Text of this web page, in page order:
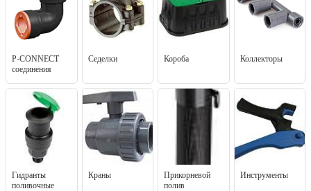
P-CONNECT
соединения
Седелки Короба Коллекторы
Гидранты
поливочные
Краны
Прикорневой
полив
Инструменты